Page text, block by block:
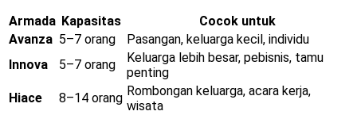
Armada Kapasitas
Cocok untuk
Avanza 5–7 orang
Pasangan, keluarga kecil, individu
Innova
5–7 orang
Keluarga lebih besar, pebisnis, tamu
penting
Hiace
8–14 orang Rombongan keluarga, acara kerja,
wisata